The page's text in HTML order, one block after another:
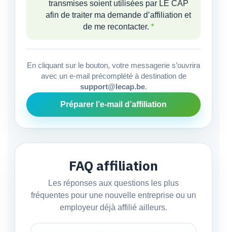
transmises soient utilisées par LE CAP
afin de traiter ma demande d’affiliation et
de me recontacter. *
En cliquant sur le bouton, votre messagerie s’ouvrira
avec un e-mail précomplété à destination de
support@lecap.be.
Préparer l’e-mail d’affiliation
FAQ affiliation
Les réponses aux questions les plus
fréquentes pour une nouvelle entreprise ou un
employeur déjà affilié ailleurs.